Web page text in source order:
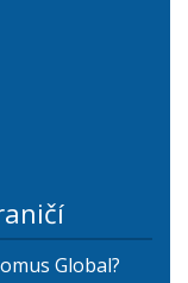
Global?